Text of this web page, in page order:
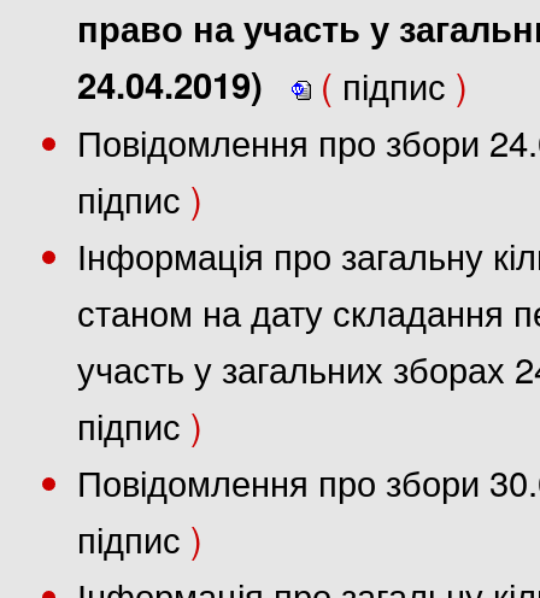
право на участь у
24.04.2019)
( підпис )
Повідомлення про збори
підпис )
Інформація про загальну
станом на дату складання
участь у загальних
підпис )
Повідомлення про збори
підпис )